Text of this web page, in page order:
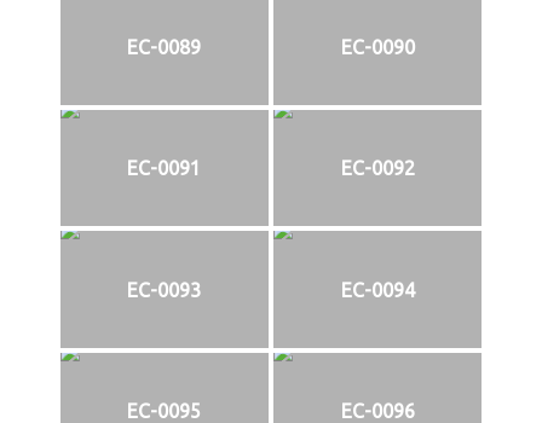
EC-0089 EC-0090
EC-0091 EC-0092
EC-0093 EC-0094
EC-0095 EC-0096